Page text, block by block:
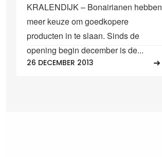
KRALENDIJK – Bonairianen hebben
meer keuze om goedkopere
producten in te slaan. Sinds de
opening begin december is de...
26 DECEMBER 2013